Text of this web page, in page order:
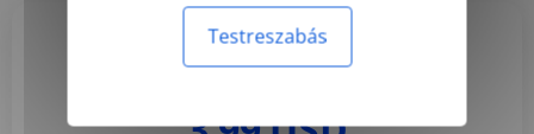
Testreszabás
Basic